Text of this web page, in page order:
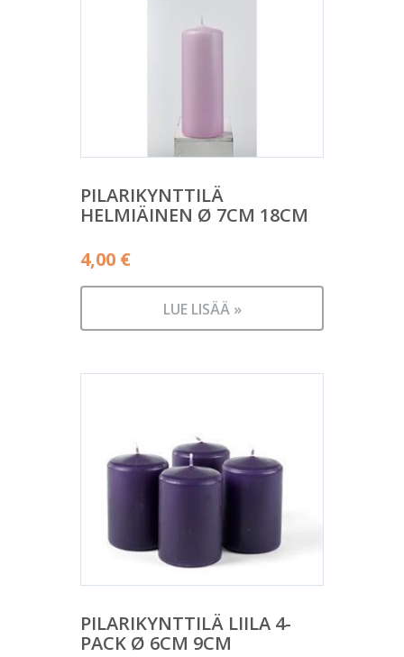
PILARIKYNTTILÄ
HELMIÄINEN Ø 7CM 18CM
4,00 €
LUE LISÄÄ »
PILARIKYNTTILÄ LIILA 4-
PACK Ø 6CM 9CM